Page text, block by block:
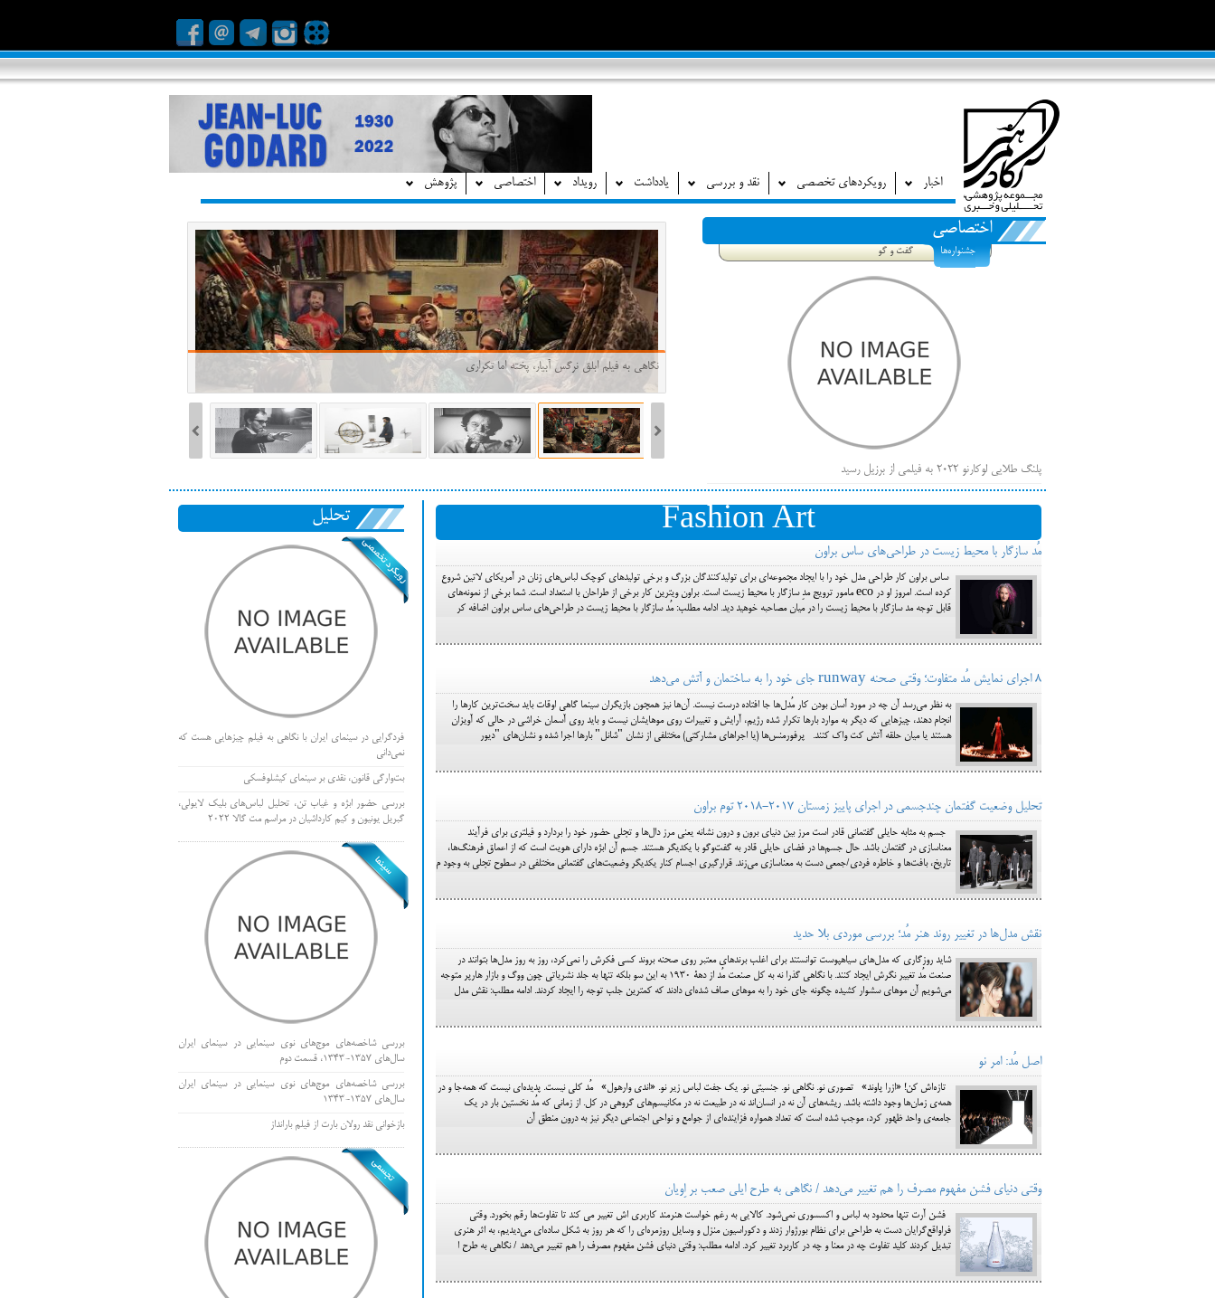
اخبار رویکردهای تخصصی نقد و بررسی یادداشت رویداد اختصاصی پژوهش
اختصاصی
جشنواره‌ها گفت و گو
پلنگ طلایی لوکارنو ۲۰۲۲ به فیلمی از برزیل رسید
فهرست فیلم‌های بخش مسابقه جشنواره فیلم ونیز ۲۰۲۲ مشخص شد، سهم پررنگ
ایرانی‌ها
بیرون راندن فیلم‌های منتسب به حامیان کرملین از جشنواره کن، راه برای مستقل‌ها
باز است
برای او که نه تنها ساختار زبان سینمایی بلکه ساختار زندگی را شکست
Fashion Art
مُد سازگار با محیط زیست در طراحی‌های ساس براون
ساس براون کار طراحی مدل خود را با ایجاد مجموعه‌ای برای تولیدکنندگان بزرگ و برخی تولیدهای کوچک لباس‌های زنان در آمریکای لاتین شروع
کرده است. امروز او در eco مامور ترویج مدِ سازگار با محیط زیست است. براون ویترین کار برخی از طراحان با استعداد است. شما برخی از نمونه‌های
قابل توجه مد سازگار با محیط زیست را در میان مصاحبه خوهید دید. ادامه مطلب: مُد سازگار با محیط زیست در طراحی‌های ساس براون اضافه کر
8 اجرای نمایش مُد متفاوت؛ وقتی صحنه runway جای خود را به ساختمان و آتش می‌دهد
به نظر می‌رسد آن چه در مورد آسان بودن کار مُدل‌ها جا افتاده درست نیست. آن‌ها نیز همچون بازیگران سینما گاهی اوقات باید سخت‌ترین کارها را
انجام دهند، چیزهایی که دیگر به موارد بارها تکرار شده رژیم، آرایش و تغییرات روی موهایشان نیست و باید روی آسمان خراشی در حالی که آویزان
هستند یا میان حلقه آتش کت واک کنند. پرفورمنس‌ها (یا اجراهای مشارکتی) مختلفی از نشان "شانل" بارها اجرا شده و نشان‌های "دیور
تحلیل وضعیت گفتمان چندجسمی در اجرای پاییز زمستان 2017-2018 توم براون
جسم به مثابه حایلی گفتمانی قادر است مرز بین دنیای برون و‌ درون نشانه یعنی مرز دال‌ها و تجلی حضور خود را بردارد و فیلتری برای فرآیند
معناسازی در گفتمان باشد. حال جسم‌ها در فضای حایلی قادر به گفت‌وگو با یکدیگر هستند. جسم آن ابژه دارای هویت است که از اعماق فرهنگ‌ها،
تاریخ، بافت‌ها و خاطره فردی/جمعی دست به معناسازی می‌زند. قرارگیری اجسام کنار یکدیگر وضعیت‌های گفتمانی مختلفی در سطوح تجلی به وجود م
نقش مدل‌ها در تغییر روند هنر مُد؛ بررسی موردی بلا حدید
شاید روزگاری که مدل‌های سیاهپوست توانستند برای اغلب برندهای معتبر روی صحنه بروند کسی فکرش را نمی‌کرد، روز به روز مدل‌ها بتوانند در
صنعت مُد تغییر نگرش ایجاد کنند. با نگاهی گذرا نه به کل صنعت مُد از دهة 1930 به این سو بلکه تنها به جلد نشریاتی چون ووگ و بازار هارپر متوجه
می‌شویم آن موهای سشوار کشیده چگونه جای خود را به موهای صاف شده‌ای دادند که کمترین جلب توجه را ایجاد کردند. ادامه مطلب: نقش مدل‌
اصل مُد: امر نو
تازه‌اش کن! «ازرا پاوند» تصوری نو. نگاهی نو. جنسیتی نو. یک جفت لباس‌ زیر نو. «اندی وارهول» مُد کلی نیست. پدیده‌ای نیست که همه‌جا و در
همه‌ی زمان‌ها وجود داشته باشد. ریشه‌های آن نه در انسان‌اند نه در طبیعت نه در مکانیسم‌های گروهی در کل. از زمانی که مُد نخستین بار در یک
جامعه‌ی واحد ظهور کرد، موجب شده است که تعداد همواره فزاینده‌ای از جوامع و نواحی اجتماعی دیگر نیز به درون منطق آن
وقتی دنیای فشن مفهوم مصرف را هم تغییر می‌دهد / نگاهی به طرح ایلی صعب بر اِویان
فشن آرت تنها محدود به لباس و اکسسوری نمی‌شود. کالایی به رغم خواست هنرمند کاربری اش تغییر می کند تا تفاوت‌ها رقم بخورد. وقتی
فراواقع‌‎گرایان دست به طراحی برای نظام بورژوار زدند و دکوراسیون منزل و وسایل روزمره‌ای را که هر روز به شکل ساده‌ای می‌دیدیم، به اثر هنری
تبدیل کردند کلید تفاوت چه در معنا و چه در کاربرد تغییر کرد. ادامه مطلب: وقتی دنیای فشن مفهوم مصرف را هم تغییر می‌دهد / نگاهی به طرح ا
تحلیل
فردگرایی در سینمای ایران با نگاهی به فیلم چیزهایی هست که
نمی‌دانی
بت‌وارگی قانون، نقدی بر سینمای کیشلوفسکی
بررسی حضور ابژه و غیاب تن، تحلیل لباس‌های بلیک لایولی،
گبریل یونیون و کیم کارداشیان در مراسم مت گالا ۲۰۲۲
بررسی شاخصه‌های موج‌های نوی سینمایی در سینمای ایران
سال‌های 1357-1343، قسمت دوم
بررسی شاخصه‌های موج‌های نوی سینمایی در سینمای ایران
سال‌های 1357-1343
بازخوانی نقد رولان بارت از فیلم بارانداز